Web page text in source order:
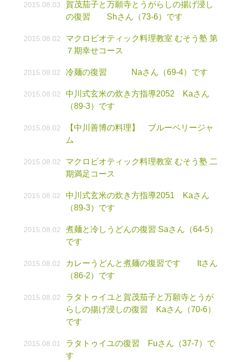
2015.08.03
賀茂茄子と万願寺とうがらしの揚げ浸し
の復習 Shさん（73-6）です
2015.08.02
マクロビオティック料理教室 むそう塾 第
７期幸せコース
2015.08.02 冷麺の復習 Naさん（69-4）です
2015.08.02
中川式玄米の炊き方指導2052 Kaさん
（89-3）です
2015.08.02
【中川善博の料理】 ブルーベリージャ
ム
2015.08.02
マクロビオティック料理教室 むそう塾 二
期満足コース
2015.08.02
中川式玄米の炊き方指導2051 Kaさん
（89-3）です
2015.08.02
煮麺と冷しうどんの復習 Saさん（64-5）
です
2015.08.02
カレーうどんと煮麺の復習です Itさん
（86-2）です
2015.08.02
ラタトゥイユと賀茂茄子と万願寺とうが
らしの揚げ浸しの復習 Kaさん（70-6）
です
2015.08.01
ラタトゥイユの復習 Fuさん（37-7）で
す